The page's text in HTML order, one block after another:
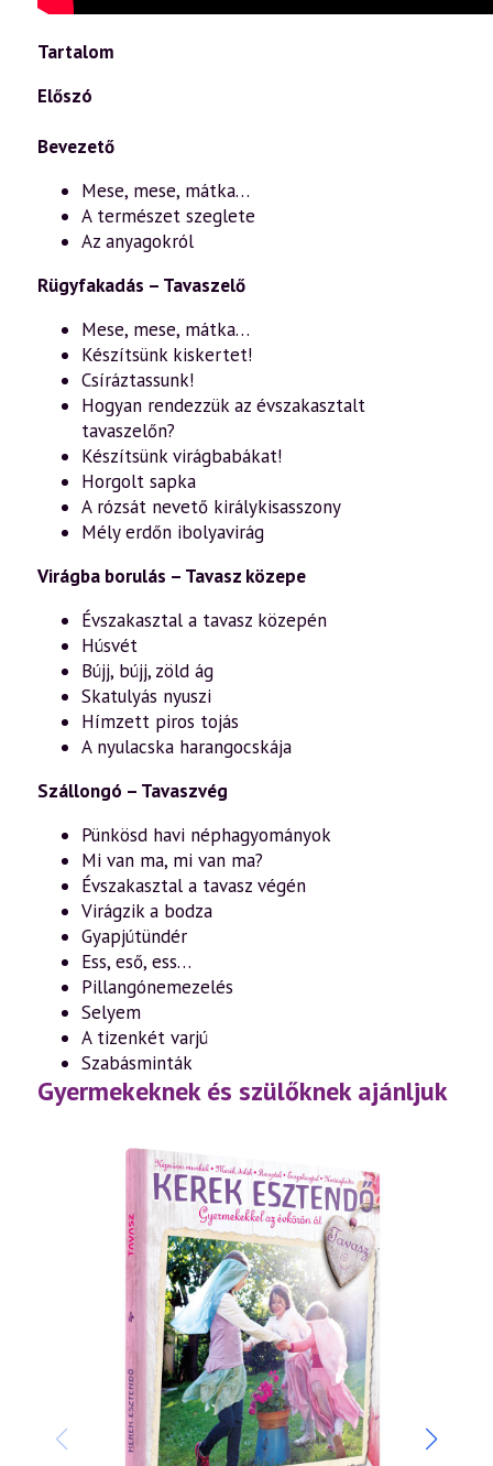
Tartalom
Előszó
Bevezető
Mese, mese, mátka…
A természet szeglete
Az anyagokról
Rügyfakadás – Tavaszelő
Mese, mese, mátka…
Készítsünk kiskertet!
Csíráztassunk!
Hogyan rendezzük az évszakasztalt
tavaszelőn?
Készítsünk virágbabákat!
Horgolt sapka
A rózsát nevető királykisasszony
Mély erdőn ibolyavirág
Virágba borulás – Tavasz közepe
Évszakasztal a tavasz közepén
Húsvét
Bújj, bújj, zöld ág
Skatulyás nyuszi
Hímzett piros tojás
A nyulacska harangocskája
Szállongó – Tavaszvég
Pünkösd havi néphagyományok
Mi van ma, mi van ma?
Évszakasztal a tavasz végén
Virágzik a bodza
Gyapjútündér
Ess, eső, ess…
Pillangónemezelés
Selyem
A tizenkét varjú
Szabásminták
Gyermekeknek és szülőknek ajánljuk